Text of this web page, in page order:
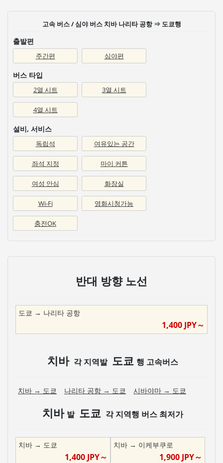
고속 버스 / 심야 버스 치바 나리타 공항 ⇒ 도쿄행
출발편
주간편 심야편
버스 타입
2열 시트 3열 시트
4열 시트
설비, 서비스
독립석 여유있는 공간
좌석 지정 마이 커튼
여성 안심 화장실
Wi-Fi 영화시청가능
충전OK
반대 방향 노선
도쿄 → 나리타 공항
1,400 JPY～
치바 각 지역발 도쿄 행 고속버스
치바 → 도쿄 나리타 공항 → 도쿄 시바야마 → 도쿄
치바 발 도쿄 각 지역행 버스 최저가
치바 → 도쿄
1,400JPY～
치바→ 이케부쿠로
1,900 JPY～